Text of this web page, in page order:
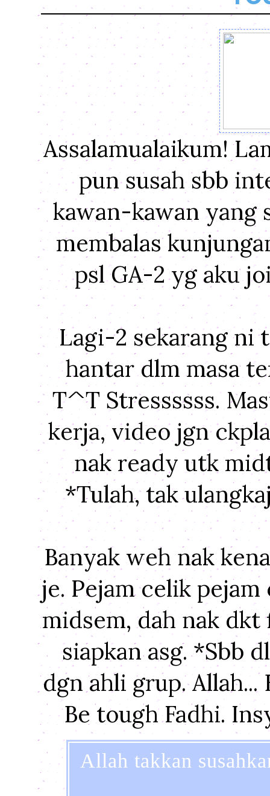
Assalamualaikum!
pun susah sbb
kawan-kawan yang
membalas
psl GA-2 yg aku
Lagi-2 sekarang ni
hantar dlm masa
T^T Stressssss.
kerja, video jgn
nak ready utk
*Tulah, tak
Banyak weh nak
je. Pejam celik
midsem, dah nak
siapkan asg. *Sbb
dgn ahli grup. Allah...
Be tough Fadhi.
Allah takkan